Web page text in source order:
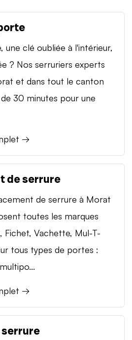
une clé oubliée à l'intérieur,
? Nos serruriers experts
et dans tout le canton
30 minutes pour une
→
de serrure
de serrure à Morat
toutes les marques
Fichet, Vachette, Mul-T-
tous types de portes :
→
serrure